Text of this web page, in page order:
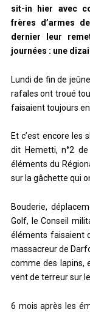
sit-in hier avec
frères d’armes
dernier leur
journées : une
Lundi de fin de
rafales ont troué
faisaient toujours
Et c’est encore les
dit Hemetti, n°2
éléments du
sur la gâchette qui
Bouderie,
Golf, le Conseil
éléments faisaient
massacreur de
comme des lapins,
vent de terreur sur
6 mois après les